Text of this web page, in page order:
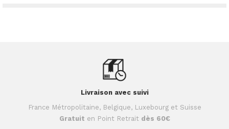
Livraison avec suivi
France Métropolitaine, Belgique, Luxebourg et Suisse
Gratuit en Point Retrait dès 60€